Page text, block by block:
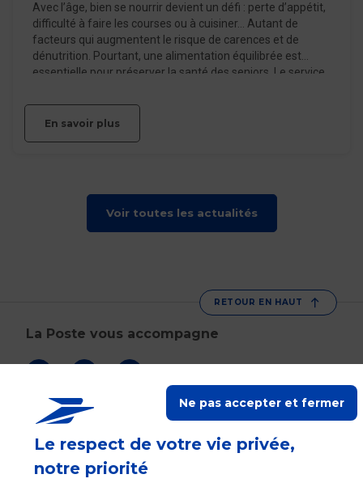
Le respect de votre vie privée,
notre priorité
Ne pas accepter et fermer
Avec l’âge, bien se nourrir devient un défi : perte d’appétit,
difficulté à faire les courses ou à cuisiner… Autant de
facteurs qui augmentent le risque de carences et de
dénutrition. Pourtant, une alimentation équilibrée est
essentielle pour préserver la santé des seniors. Le service
nutritionnel adapté, mais aussi un suivi personnalisé et un
lien social précieux.
En savoir plus
Voir toutes les actualités
RETOUR EN HAUT
La Poste vous accompagne
Qui sommes-nous?
Nos tarifs